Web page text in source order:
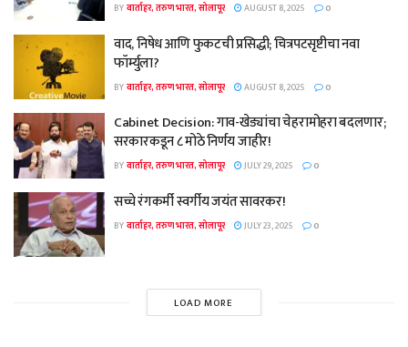
BYवार्ताहर, तरुण भारत, सोलापूर AUGUST 8, 2025 0
वाद, निषेध आणि फुकटची प्रसिद्धी; चित्रपटसृष्टीचा नवा
फॉर्म्युला?
BYवार्ताहर, तरुण भारत, सोलापूर AUGUST 8, 2025 0
Cabinet Decision: गाव-खेड्यांचा चेहरामोहरा बदलणार;
सरकारकडून ८ मोठे निर्णय जाहीर!
BYवार्ताहर, तरुण भारत, सोलापूर JULY 29, 2025 0
सच्चे रंगकर्मी स्वर्गीय जयंत सावरकर!
BYवार्ताहर, तरुण भारत, सोलापूर JULY 23, 2025 0
LOAD MORE